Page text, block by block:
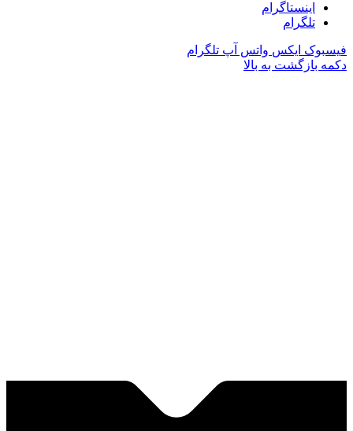
اینستاگرام
تلگرام
فیسبوک ایکس واتس آپ تلگرام
دکمه بازگشت به بالا